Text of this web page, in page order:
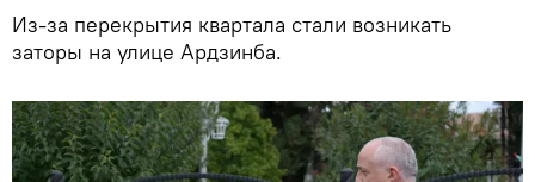
Из-за перекрытия квартала стали возникать
заторы на улице Ардзинба.